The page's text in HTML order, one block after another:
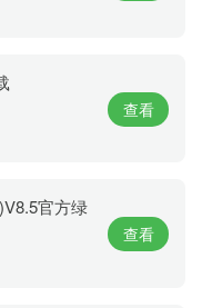
查看
官方绿
查看